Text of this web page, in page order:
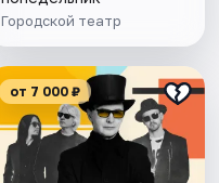
Городской театр
от 7 000 ₽